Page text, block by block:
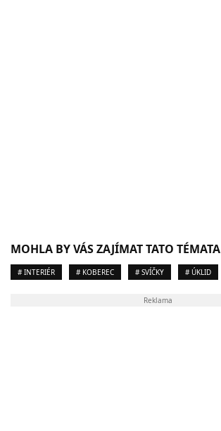
MOHLA BY VÁS ZAJÍMAT TATO TÉMATA
# INTERIÉR # KOBEREC # SVÍČKY # ÚKLID
Reklama